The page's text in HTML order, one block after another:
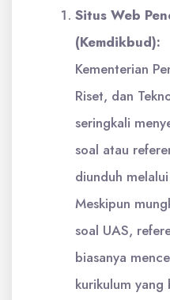
Situs Web
(Kemdikbud):
Kementerian
Riset, dan
seringkali
soal atau
diunduh
Meskipun
soal UAS,
biasanya
kurikulum yang